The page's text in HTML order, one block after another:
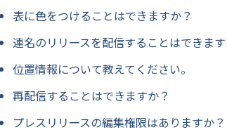
表に色をつけることはできますか？
連名のリリースを配信することはできます
位置情報について教えてください。
再配信することはできますか？
プレスリリースの編集権限はありますか？